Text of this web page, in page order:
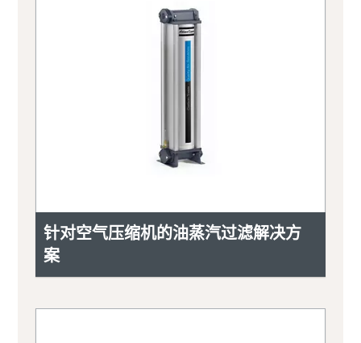
针对空气压缩机的油蒸汽过滤解决方
案